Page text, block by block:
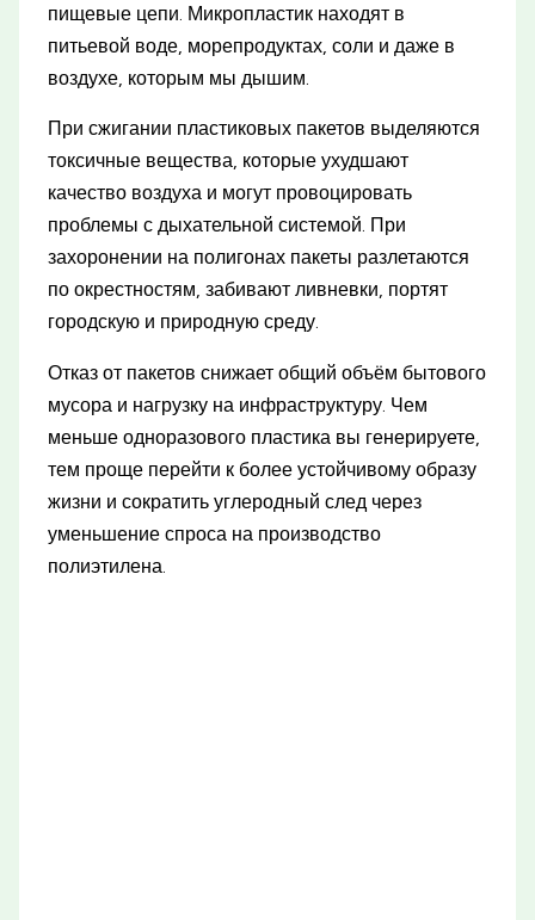
пищевые цепи. Микропластик находят в
питьевой воде, морепродуктах, соли и даже в
воздухе, которым мы дышим.
При сжигании пластиковых пакетов выделяются
токсичные вещества, которые ухудшают
качество воздуха и могут провоцировать
проблемы с дыхательной системой. При
захоронении на полигонах пакеты разлетаются
по окрестностям, забивают ливневки, портят
городскую и природную среду.
Отказ от пакетов снижает общий объём бытового
мусора и нагрузку на инфраструктуру. Чем
меньше одноразового пластика вы генерируете,
тем проще перейти к более устойчивому образу
жизни и сократить углеродный след через
уменьшение спроса на производство
полиэтилена.